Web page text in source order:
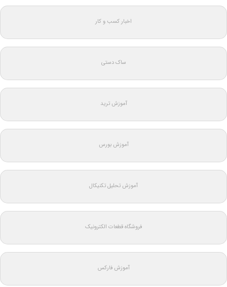
اخبار کسب و کار
ساک دستی
آموزش ترید
آموزش بورس
آموزش تحلیل تکنیکال
فروشگاه قطعات الکترونیک
آموزش فارکس